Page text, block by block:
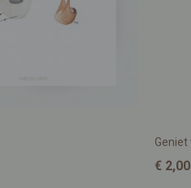
Geniet
€ 2,00